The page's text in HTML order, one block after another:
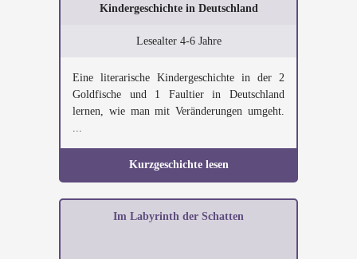
Kindergeschichte in Deutschland
Lesealter 4-6 Jahre
Eine literarische Kindergeschichte in der 2
Goldfische und 1 Faultier in Deutschland
lernen, wie man mit Veränderungen umgeht.
...
Kurzgeschichte lesen
Im Labyrinth der Schatten